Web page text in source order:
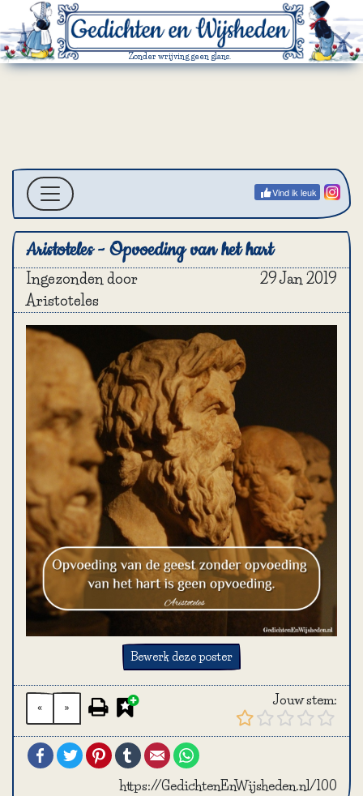
Zonder wrijving geen glans.
Vind ik leuk
Aristoteles - Opvoeding van het hart
Ingezonden door
Aristoteles
29 Jan 2019
Bewerk deze poster
« »
Jouw stem:
FacebookTwitterPinterestTumblrEmail
https://GedichtenEnWijsheden.nl/100